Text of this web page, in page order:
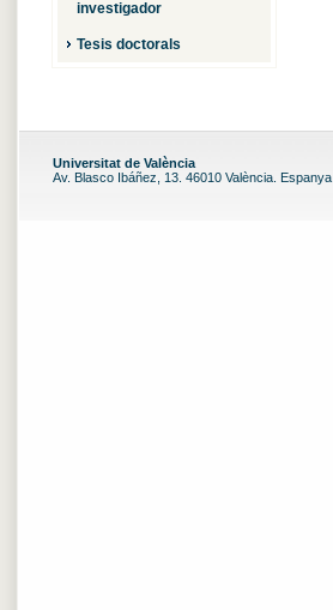
investigador
Tesis doctorals
Universitat de València
Av. Blasco Ibáñez, 13. 46010 València. Espanya